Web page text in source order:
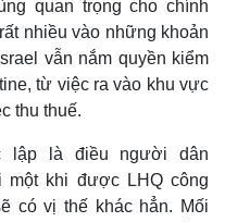
quan trọng cho chính
nhiều vào những khoản
vẫn nắm quyền kiểm
từ việc ra vào khu vực
thu thuế.
lập là điều người dân
một khi được LHQ công
có vị thế khác hẳn. Mối